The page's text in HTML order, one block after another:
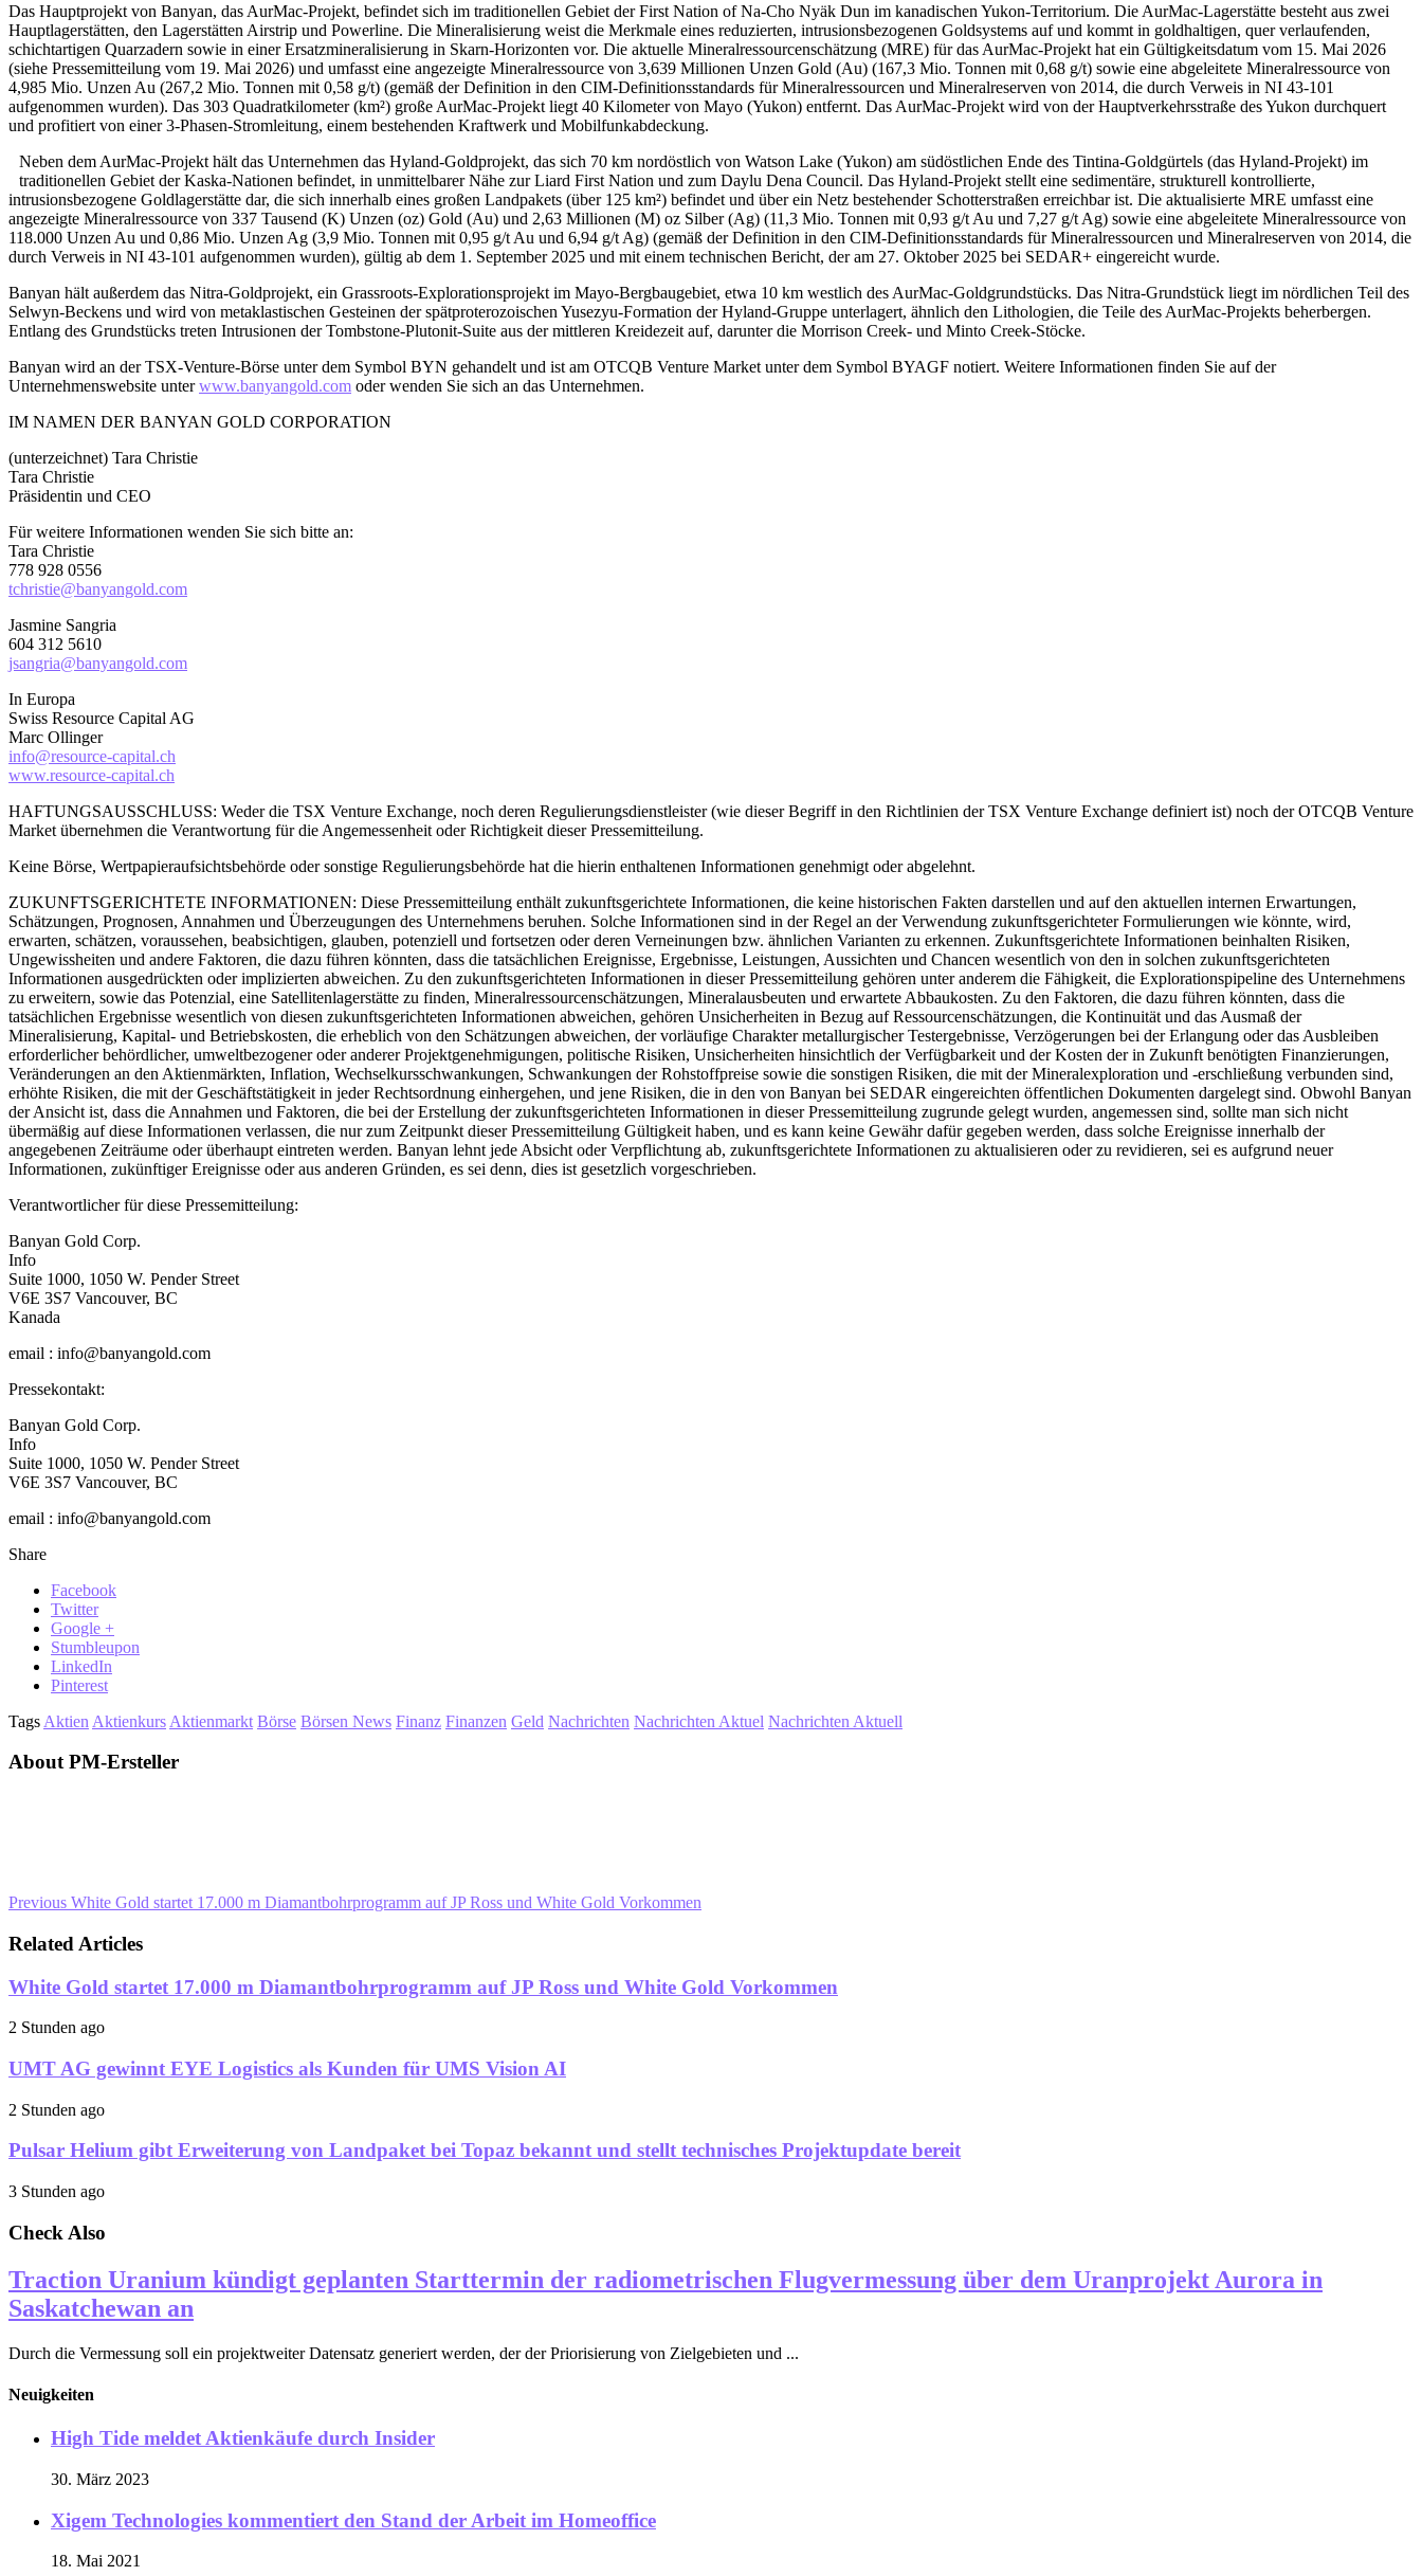
Das Hauptprojekt von Banyan, das AurMac-Projekt, befindet sich im traditionellen Gebiet der First Nation of Na-Cho Nyäk Dun im kanadischen Yukon-Territorium. Die AurMac-Lagerstätte besteht aus zwei
Hauptlagerstätten, den Lagerstätten Airstrip und Powerline. Die Mineralisierung weist die Merkmale eines reduzierten, intrusionsbezogenen Goldsystems auf und kommt in goldhaltigen, quer verlaufenden,
schichtartigen Quarzadern sowie in einer Ersatzmineralisierung in Skarn-Horizonten vor. Die aktuelle Mineralressourcenschätzung (MRE) für das AurMac-Projekt hat ein Gültigkeitsdatum vom 15. Mai 2026
(siehe Pressemitteilung vom 19. Mai 2026) und umfasst eine angezeigte Mineralressource von 3,639 Millionen Unzen Gold (Au) (167,3 Mio. Tonnen mit 0,68 g/t) sowie eine abgeleitete Mineralressource von
4,985 Mio. Unzen Au (267,2 Mio. Tonnen mit 0,58 g/t) (gemäß der Definition in den CIM-Definitionsstandards für Mineralressourcen und Mineralreserven von 2014, die durch Verweis in NI 43-101
aufgenommen wurden). Das 303 Quadratkilometer (km²) große AurMac-Projekt liegt 40 Kilometer von Mayo (Yukon) entfernt. Das AurMac-Projekt wird von der Hauptverkehrsstraße des Yukon durchquert
und profitiert von einer 3-Phasen-Stromleitung, einem bestehenden Kraftwerk und Mobilfunkabdeckung.
Neben dem AurMac-Projekt hält das Unternehmen das Hyland-Goldprojekt, das sich 70 km nordöstlich von Watson Lake (Yukon) am südöstlichen Ende des Tintina-Goldgürtels (das Hyland-Projekt) im
traditionellen Gebiet der Kaska-Nationen befindet, in unmittelbarer Nähe zur Liard First Nation und zum Daylu Dena Council. Das Hyland-Projekt stellt eine sedimentäre, strukturell kontrollierte,
intrusionsbezogene Goldlagerstätte dar, die sich innerhalb eines großen Landpakets (über 125 km²) befindet und über ein Netz bestehender Schotterstraßen erreichbar ist. Die aktualisierte MRE umfasst eine
angezeigte Mineralressource von 337 Tausend (K) Unzen (oz) Gold (Au) und 2,63 Millionen (M) oz Silber (Ag) (11,3 Mio. Tonnen mit 0,93 g/t Au und 7,27 g/t Ag) sowie eine abgeleitete Mineralressource von
118.000 Unzen Au und 0,86 Mio. Unzen Ag (3,9 Mio. Tonnen mit 0,95 g/t Au und 6,94 g/t Ag) (gemäß der Definition in den CIM-Definitionsstandards für Mineralressourcen und Mineralreserven von 2014, die
durch Verweis in NI 43-101 aufgenommen wurden), gültig ab dem 1. September 2025 und mit einem technischen Bericht, der am 27. Oktober 2025 bei SEDAR+ eingereicht wurde.
Banyan hält außerdem das Nitra-Goldprojekt, ein Grassroots-Explorationsprojekt im Mayo-Bergbaugebiet, etwa 10 km westlich des AurMac-Goldgrundstücks. Das Nitra-Grundstück liegt im nördlichen Teil des
Selwyn-Beckens und wird von metaklastischen Gesteinen der spätproterozoischen Yusezyu-Formation der Hyland-Gruppe unterlagert, ähnlich den Lithologien, die Teile des AurMac-Projekts beherbergen.
Entlang des Grundstücks treten Intrusionen der Tombstone-Plutonit-Suite aus der mittleren Kreidezeit auf, darunter die Morrison Creek- und Minto Creek-Stöcke.
Banyan wird an der TSX-Venture-Börse unter dem Symbol BYN gehandelt und ist am OTCQB Venture Market unter dem Symbol BYAGF notiert. Weitere Informationen finden Sie auf der
Unternehmenswebsite unterwww.banyangold.com oder wenden Sie sich an das Unternehmen.
IM NAMEN DER BANYAN GOLD CORPORATION
(unterzeichnet) Tara Christie
Tara Christie
Präsidentin und CEO
Für weitere Informationen wenden Sie sich bitte an:
Tara Christie
778 928 0556
tchristie@banyangold.com
Jasmine Sangria
604 312 5610
jsangria@banyangold.com
In Europa
Swiss Resource Capital AG
Marc Ollinger
info@resource-capital.ch
www.resource-capital.ch
HAFTUNGSAUSSCHLUSS: Weder die TSX Venture Exchange, noch deren Regulierungsdienstleister (wie dieser Begriff in den Richtlinien der TSX Venture Exchange definiert ist) noch der OTCQB Venture
Market übernehmen die Verantwortung für die Angemessenheit oder Richtigkeit dieser Pressemitteilung.
Keine Börse, Wertpapieraufsichtsbehörde oder sonstige Regulierungsbehörde hat die hierin enthaltenen Informationen genehmigt oder abgelehnt.
ZUKUNFTSGERICHTETE INFORMATIONEN: Diese Pressemitteilung enthält zukunftsgerichtete Informationen, die keine historischen Fakten darstellen und auf den aktuellen internen Erwartungen,
Schätzungen, Prognosen, Annahmen und Überzeugungen des Unternehmens beruhen. Solche Informationen sind in der Regel an der Verwendung zukunftsgerichteter Formulierungen wie könnte, wird,
erwarten, schätzen, voraussehen, beabsichtigen, glauben, potenziell und fortsetzen oder deren Verneinungen bzw. ähnlichen Varianten zu erkennen. Zukunftsgerichtete Informationen beinhalten Risiken,
Ungewissheiten und andere Faktoren, die dazu führen könnten, dass die tatsächlichen Ereignisse, Ergebnisse, Leistungen, Aussichten und Chancen wesentlich von den in solchen zukunftsgerichteten
Informationen ausgedrückten oder implizierten abweichen. Zu den zukunftsgerichteten Informationen in dieser Pressemitteilung gehören unter anderem die Fähigkeit, die Explorationspipeline des Unternehmens
zu erweitern, sowie das Potenzial, eine Satellitenlagerstätte zu finden, Mineralressourcenschätzungen, Mineralausbeuten und erwartete Abbaukosten. Zu den Faktoren, die dazu führen könnten, dass die
tatsächlichen Ergebnisse wesentlich von diesen zukunftsgerichteten Informationen abweichen, gehören Unsicherheiten in Bezug auf Ressourcenschätzungen, die Kontinuität und das Ausmaß der
Mineralisierung, Kapital- und Betriebskosten, die erheblich von den Schätzungen abweichen, der vorläufige Charakter metallurgischer Testergebnisse, Verzögerungen bei der Erlangung oder das Ausbleiben
erforderlicher behördlicher, umweltbezogener oder anderer Projektgenehmigungen, politische Risiken, Unsicherheiten hinsichtlich der Verfügbarkeit und der Kosten der in Zukunft benötigten Finanzierungen,
Veränderungen an den Aktienmärkten, Inflation, Wechselkursschwankungen, Schwankungen der Rohstoffpreise sowie die sonstigen Risiken, die mit der Mineralexploration und -erschließung verbunden sind,
erhöhte Risiken, die mit der Geschäftstätigkeit in jeder Rechtsordnung einhergehen, und jene Risiken, die in den von Banyan bei SEDAR eingereichten öffentlichen Dokumenten dargelegt sind. Obwohl Banyan
der Ansicht ist, dass die Annahmen und Faktoren, die bei der Erstellung der zukunftsgerichteten Informationen in dieser Pressemitteilung zugrunde gelegt wurden, angemessen sind, sollte man sich nicht
übermäßig auf diese Informationen verlassen, die nur zum Zeitpunkt dieser Pressemitteilung Gültigkeit haben, und es kann keine Gewähr dafür gegeben werden, dass solche Ereignisse innerhalb der
angegebenen Zeiträume oder überhaupt eintreten werden. Banyan lehnt jede Absicht oder Verpflichtung ab, zukunftsgerichtete Informationen zu aktualisieren oder zu revidieren, sei es aufgrund neuer
Informationen, zukünftiger Ereignisse oder aus anderen Gründen, es sei denn, dies ist gesetzlich vorgeschrieben.
Verantwortlicher für diese Pressemitteilung:
Banyan Gold Corp.
Info
Suite 1000, 1050 W. Pender Street
V6E 3S7 Vancouver, BC
Kanada
email : info@banyangold.com
Pressekontakt:
Banyan Gold Corp.
Info
Suite 1000, 1050 W. Pender Street
V6E 3S7 Vancouver, BC
email : info@banyangold.com
Share
Facebook
Twitter
Google +
Stumbleupon
LinkedIn
Pinterest
Tags Aktien Aktienkurs Aktienmarkt Börse Börsen News Finanz Finanzen Geld Nachrichten Nachrichten Aktuel Nachrichten Aktuell
About PM-Ersteller
Previous White Gold startet 17.000 m Diamantbohrprogramm auf JP Ross und White Gold Vorkommen
Related Articles
White Gold startet 17.000 m Diamantbohrprogramm auf JP Ross und White Gold Vorkommen
2 Stunden ago
UMT AG gewinnt EYE Logistics als Kunden für UMS Vision AI
2 Stunden ago
Pulsar Helium gibt Erweiterung von Landpaket bei Topaz bekannt und stellt technisches Projektupdate bereit
3 Stunden ago
Check Also
Traction Uranium kündigt geplanten Starttermin der radiometrischen Flugvermessung über dem Uranprojekt Aurora in
Saskatchewan an
Durch die Vermessung soll ein projektweiter Datensatz generiert werden, der der Priorisierung von Zielgebieten und ...
Neuigkeiten
High Tide meldet Aktienkäufe durch Insider
30. März 2023
Xigem Technologies kommentiert den Stand der Arbeit im Homeoffice
18. Mai 2021